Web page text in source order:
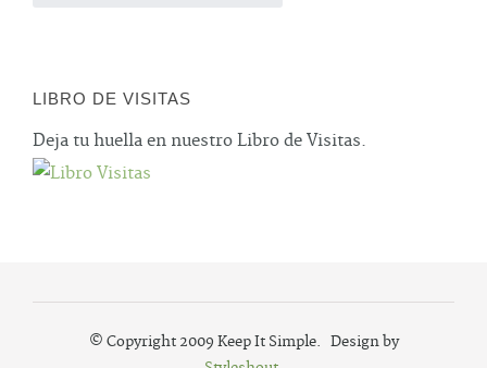
LIBRO DE VISITAS
Deja tu huella en nuestro Libro de Visitas.
© Copyright 2009 Keep It Simple. Design by